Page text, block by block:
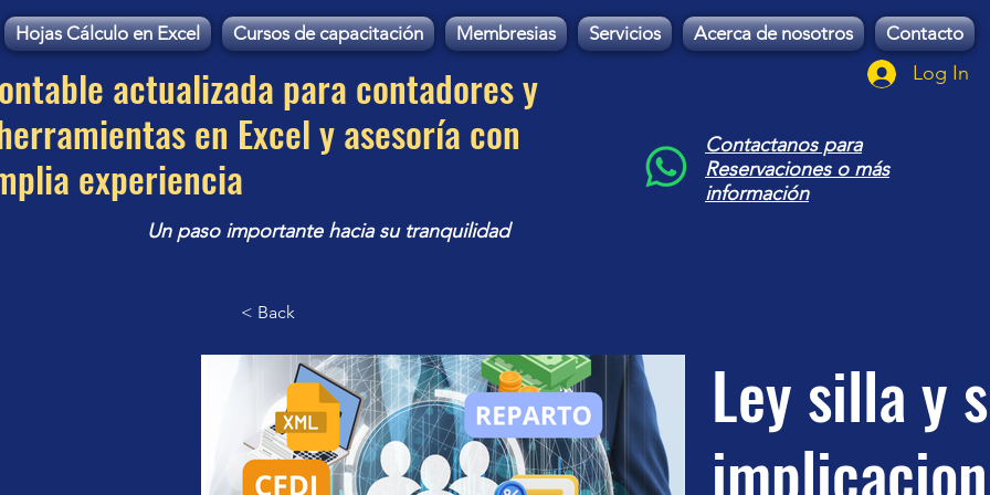
Hojas Cálculo en Excel Cursos de capacitación Membresias Servicios Acerca de nosotros Contacto
actualizada para contadores y
en Excel y asesoría con
experiencia
Log In
Contactanos para
Reservaciones o más
información
Un paso importante hacia su tranquilidad
< Back
Ley silla y